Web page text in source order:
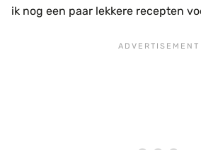
ik nog een paar lekkere recepten